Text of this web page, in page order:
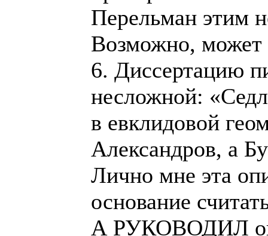
Перельман этим
Возможно, может
6. Диссертацию
несложной:
в евклидовой
Александров, а
Лично мне эта
основание
А РУКОВОДИЛ